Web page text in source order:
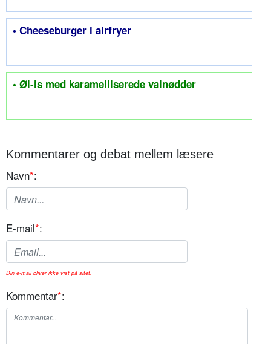
• Cheeseburger i airfryer
• Øl-is med karamelliserede valnødder
Kommentarer og debat mellem læsere
Navn*:
E-mail*:
Din e-mail bliver ikke vist på sitet.
Kommentar*: